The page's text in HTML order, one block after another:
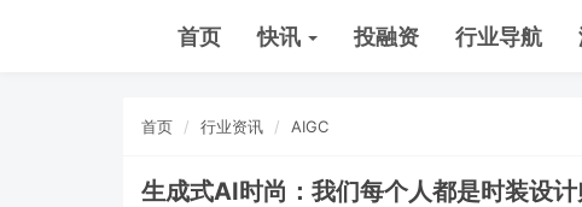
首页 快讯 投融资 行业导航
首页 行业资讯 AIGC
生成式AI时尚：我们每个人都是时装设